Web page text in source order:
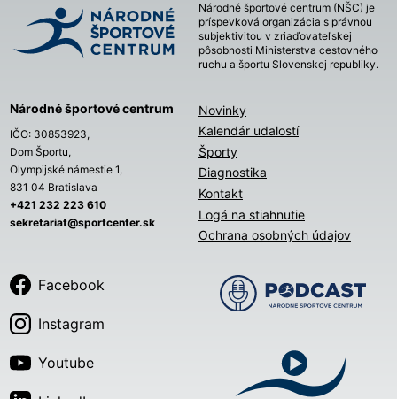
Národné športové centrum (NŠC) je
príspevková organizácia s právnou
subjektivitou v zriaďovateľskej
pôsobnosti Ministerstva cestovného
ruchu a športu Slovenskej republiky.
Národné športové centrum
IČO: 30853923,
Dom Športu,
Olympijské námestie 1,
831 04 Bratislava
+421 232 223 610
sekretariat@sportcenter.sk
Novinky
Kalendár udalostí
Športy
Diagnostika
Kontakt
Logá na stiahnutie
Ochrana osobných údajov
Facebook
Instagram
Youtube